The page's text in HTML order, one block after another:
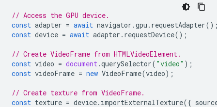
// Access the GPU device.
const adapter = await navigator .gpu . requestAdapter
const device = await adapter . requestDevice();
// Create VideoFrame from HTMLVideoElement.
const video = document.querySelector( "video" );
const videoFrame = new VideoFrame(video);
// Create texture from VideoFrame.
const texture = device. importExternalTexture({